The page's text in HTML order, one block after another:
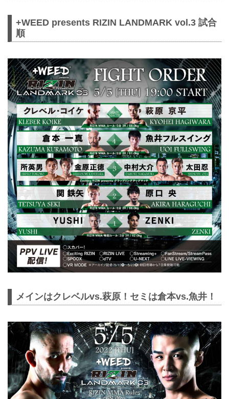
+WEED presents RIZIN LANDMARK vol.3 試合
順
メインはクレベルvs.萩原！セミは倉本vs.魚井！